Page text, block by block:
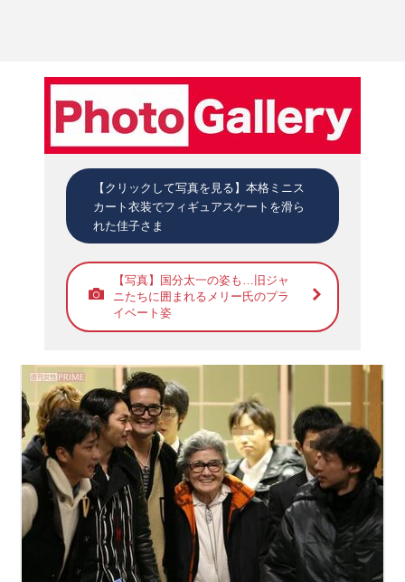
【クリックして写真を見る】本格ミニス
カート衣装でフィギュアスケートを滑ら
れた佳子さま
【写真】国分太一の姿も…旧ジャ
ニたちに囲まれるメリー氏のプラ
イベート姿